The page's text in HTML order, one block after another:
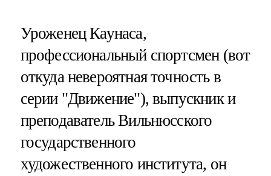
Уроженец Каунаса,
профессиональный спортсмен (вот
откуда невероятная точность в
серии "Движение"), выпускник и
преподаватель Вильнюсского
государственного
художественного института, он